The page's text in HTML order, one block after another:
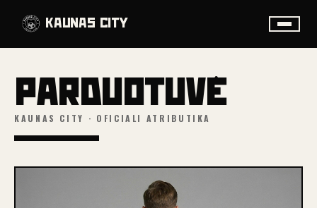
KAUNAS CITY
PARDUOTUV E
•
KAUNAS CITY · OFICIALI ATRIBUTIKA